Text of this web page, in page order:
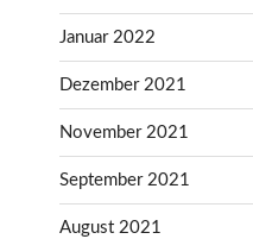
Januar 2022
Dezember 2021
November 2021
September 2021
August 2021